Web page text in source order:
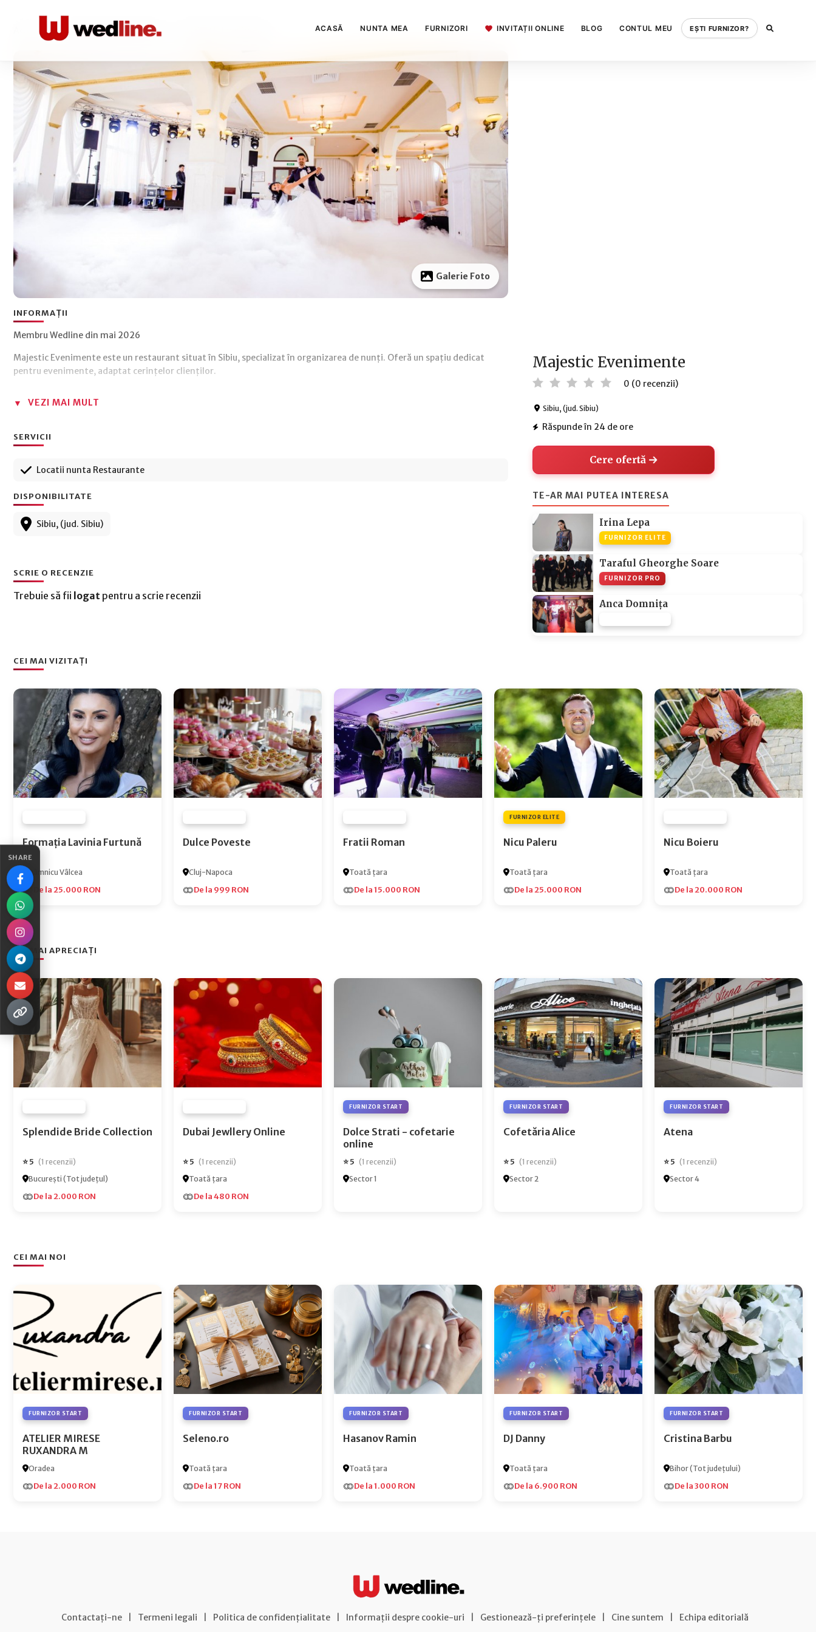
ACASĂ NUNTA MEA FURNIZORI INVITAȚII ONLINE BLOG CONTUL MEU EȘTI FURNIZOR?
SHARE
/ Locatii nunta Restaurante
Galerie Foto
Majestic Evenimente
0 (0 recenzii)
Sibiu, (jud. Sibiu)
Răspunde în 24 de ore
Cere ofertă
TE-AR MAI PUTEA INTERESA
Irina Lepa
FURNIZOR ELITE
Taraful Gheorghe Soare
FURNIZOR PRO
Anca Domnița
INFORMAȚII
Membru Wedline din mai 2026
Majestic Evenimente este un restaurant situat în Sibiu, specializat în organizarea de nunți. Oferă un spațiu dedicat
pentru evenimente, adaptat cerințelor clienților.
VEZI MAI MULT
SERVICII
Locatii nunta Restaurante
DISPONIBILITATE
Sibiu, (jud. Sibiu)
SCRIE O RECENZIE
Trebuie să fii logat pentru a scrie recenzii
CEI MAI VIZITAȚI
Formația Lavinia Furtună
Râmnicu Vâlcea
De la 25.000 RON
Dulce Poveste
Cluj-Napoca
De la 999 RON
Fratii Roman
Toată țara
De la 15.000 RON
FURNIZOR ELITE
Nicu Paleru
Toată țara
De la 25.000 RON
Nicu Boieru
Toată țara
De la 20.000 RON
CEI MAI APRECIAȚI
Splendide Bride Collection
⭐ 5 (1 recenzii)
București (Tot județul)
De la 2.000 RON
Dubai Jewllery Online
⭐ 5 (1 recenzii)
Toată țara
De la 480 RON
FURNIZOR START
Dolce Strati - cofetarie
online
⭐ 5 (1 recenzii)
Sector 1
FURNIZOR START
Cofetăria Alice
⭐ 5 (1 recenzii)
Sector 2
FURNIZOR START
Atena
⭐ 5 (1 recenzii)
Sector 4
CEI MAI NOI
FURNIZOR START
ATELIER MIRESE
RUXANDRA M
Oradea
De la 2.000 RON
FURNIZOR START
Seleno.ro
Toată țara
De la 17 RON
FURNIZOR START
Hasanov Ramin
Toată țara
De la 1.000 RON
FURNIZOR START
DJ Danny
Toată țara
De la 6.900 RON
FURNIZOR START
Cristina Barbu
Bihor (Tot județului)
De la 300 RON
Contactați-ne Termeni legali Politica de confidențialitate Informații despre cookie-uri Gestionează-ți preferințele Cine suntem Echipa editorială